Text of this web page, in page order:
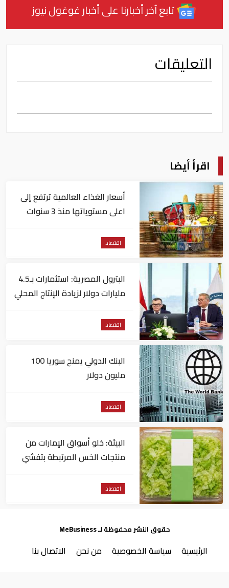
تابع آخر أخبارنا على أخبار غوغول نيوز
التعليقات
اقرأ أيضا
أسعار الغذاء العالمية ترتفع إلى
اعلى مستوياتها منذ 3 سنوات
اقتصاد
البترول المصرية: استثمارات بـ4.5
مليارات دولار لزيادة الإنتاج المحلي
اقتصاد
البنك الدولي يمنح سوريا 100
مليون دولار
اقتصاد
البيئة: خلو أسواق الإمارات من
منتجات الخس المرتبطة بتفشي
اقتصاد
حقوق النشر محفوظة لـ MeBusiness
الرئيسية سياسة الخصوصية من نحن الاتصال بنا